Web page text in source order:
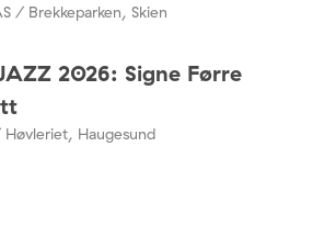
/ Brekkeparken, Skien
2026: Signe Førre
Høvleriet, Haugesund